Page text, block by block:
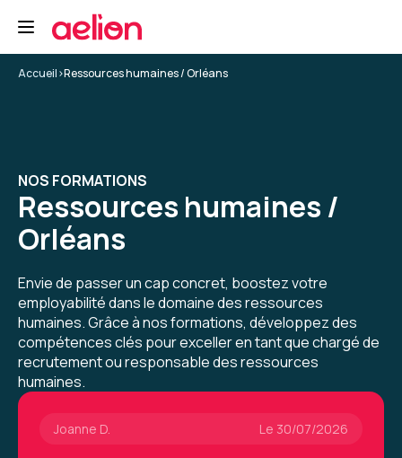
Accueil>Ressources humaines / Orléans
NOS FORMATIONS
Ressources humaines /
Orléans
Envie de passer un cap concret, boostez votre
employabilité dans le domaine des ressources
humaines. Grâce à nos formations, développez des
compétences clés pour exceller en tant que chargé de
recrutement ou responsable des ressources
humaines.
Analyser une situation de travail pour trouver
les causes
Maxime L.
4
Bonne formation
Très dense
Formation : Connaître et prévenir les risques
psychosociaux
Joanne D. Le 30/07/2026